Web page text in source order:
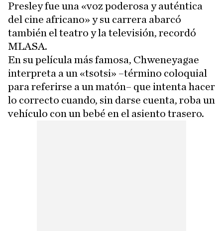
Presley fue una «voz poderosa y auténtica
del cine africano» y su carrera abarcó
también el teatro y la televisión, recordó
MLASA.
En su película más famosa, Chweneyagae
interpreta a un «tsotsi» –término coloquial
para referirse a un matón– que intenta hacer
lo correcto cuando, sin darse cuenta, roba un
vehículo con un bebé en el asiento trasero.